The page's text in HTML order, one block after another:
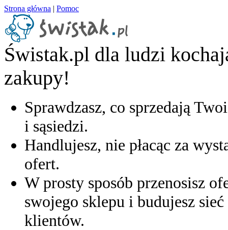
Strona główna | Pomoc
Świstak.pl dla ludzi
zakupy!
Sprawdzasz, co sprzedają
i sąsiedzi.
Handlujesz, nie płacąc za
ofert.
W prosty sposób przenosisz
swojego sklepu i budujesz sieć
klientów.